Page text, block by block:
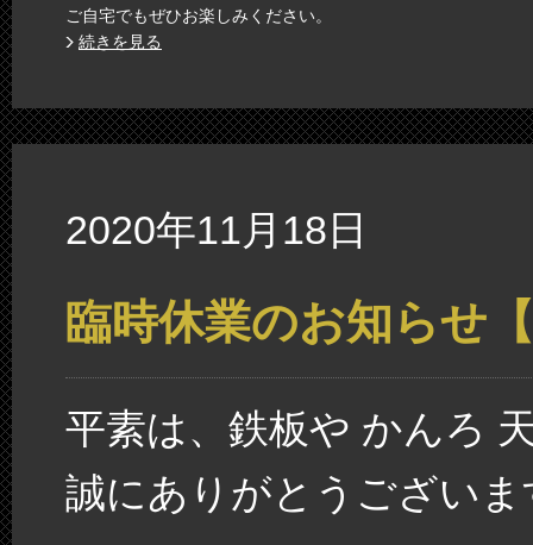
ご自宅でもぜひお楽しみください。
続きを見る
2020年11月18日
臨時休業のお知らせ
平素は、鉄板や かんろ
誠にありがとうございま